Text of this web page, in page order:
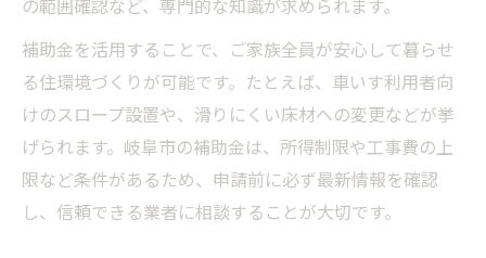
の範囲確認など、専門的な知識が求められます。
補助金を活用することで、ご家族全員が安心して暮らせ
る住環境づくりが可能です。たとえば、車いす利用者向
けのスロープ設置や、滑りにくい床材への変更などが挙
げられます。岐阜市の補助金は、所得制限や工事費の上
限など条件があるため、申請前に必ず最新情報を確認
し、信頼できる業者に相談することが大切です。